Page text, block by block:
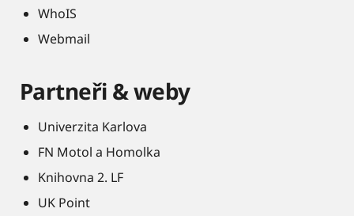
WhoIS
Webmail
Partneři & weby
Univerzita Karlova
FN Motol a Homolka
Knihovna 2. LF
UK Point